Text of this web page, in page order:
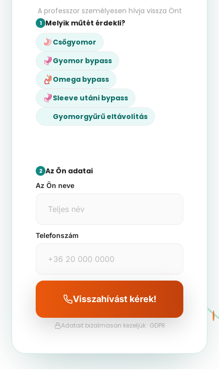
A professzor személyesen hívja vissza Önt
1 Melyik műtét érdekli?
Csőgyomor
Gyomor bypass
Omega bypass
Sleeve utáni bypass
Gyomorgyűrű eltávolítás
2 Az Ön adatai
Az Ön neve
Telefonszám
Visszahívást kérek!
Adatait bizalmasan kezeljük · GDPR